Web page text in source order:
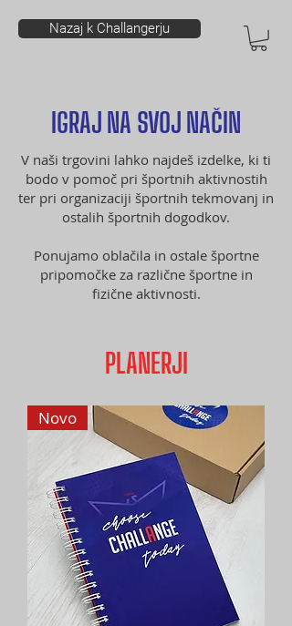
Nazaj k Challangerju
IGRAJ NA SVOJ NAČIN
V naši trgovini lahko najdeš izdelke, ki ti
bodo v pomoč pri športnih aktivnostih
ter pri organizaciji športnih tekmovanj in
ostalih športnih dogodkov.
Ponujamo oblačila in ostale športne
pripomočke za različne športne in
fizične aktivnosti.
PLANERJI
Novo